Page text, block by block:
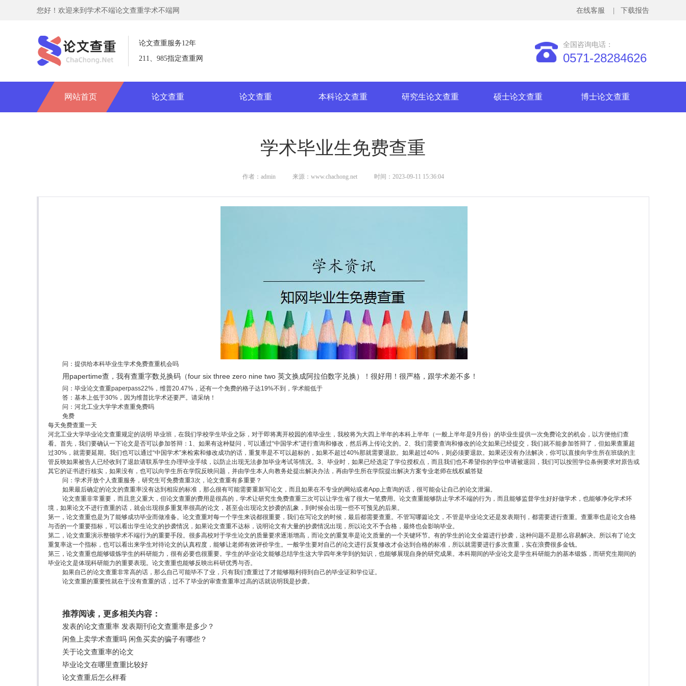
您好！欢迎来到学术不端论文查重学术不端网
网站首页 论文查重 论文查重 本科论文查重 研究生论文查重 硕士论文查重 博士论文查重
论文查重服务12年
211、985指定查重网
全国咨询电话：
0571-28284626
| 下载报告
在线客服
学术毕业生免费查重
作者：admin 来源：www.chachong.net 时间：2023-09-11 15:36:04
问：提供给本科毕业生学术免费查重机会吗
用papertime查，我有查重字数兑换码（four six three zero nine two 英文换成阿拉伯数字兑换）！很好用！很严格，跟学术差不多！
问：毕业论文查重paperpass22%，维普20.47%，还有一个免费的格子达19%不到，学术能低于
答：基本上低于30%，因为维普比学术还要严。请采纳！
问：河北工业大学学术查重免费吗
免费
每天免费查重一天
河北工业大学毕业论文查重规定的说明 毕业班，在我们学校学生毕业之际，对于即将离开校园的准毕业生，我校将为大四上半年的本科上半年（一般上半年是9月份）的毕业生提供一次免费论文的机会，以方便他们查
看。首先，我们要确认一下论文是否可以参加答辩：1、如果有这种疑问，可以通过“中国学术”进行查询和修改，然后再上传论文的。2、我们需要查询和修改的论文如果已经提交，我们就不能参加答辩了，但如果查重超
过30%，就需要延期。我们也可以通过“中国学术”来检索和修改成功的话，重复率是不可以超标的，如果不超过40%那就需要退款。如果超过40%，则必须要退款。如果还没有办法解决，你可以直接向学生所在班级的主
管反映如果被告人已经收到了退款请联系学生办理毕业手续，以防止出现无法参加毕业考试等情况。3、毕业时，如果已经选定了学位授权点，而且我们也不希望你的学位申请被退回，我们可以按照学位条例要求对原告或
其它的证书进行核实，如果没有，也可以向学生所在学院反映问题，并由学生本人向教务处提出解决办法，再由学生所在学院提出解决方案专业老师在线权威答疑
问：学术开放个人查重服务，研究生可免费查重3次，论文查重有多重要？
如果最后确定的论文的查重率没有达到相应的标准，那么很有可能需要重新写论文，而且如果在不专业的网站或者App上查询的话，很可能会让自己的论文泄漏。
论文查重非常重要，而且意义重大，但论文查重的费用是很高的，学术让研究生免费查重三次可以让学生省了很大一笔费用。论文查重能够防止学术不端的行为，而且能够监督学生好好做学术，也能够净化学术环
境，如果论文不进行查重的话，就会出现很多重复率很高的论文，甚至会出现论文抄袭的乱象，到时候会出现一些不可预见的后果。
第一，论文查重也是为了能够成功毕业而做准备。论文查重对每一个学生来说都很重要，我们在写论文的时候，最后都需要查重。不管写哪篇论文，不管是毕业论文还是发表期刊，都需要进行查重。查重率也是论文合格
与否的一个重要指标，可以看出学生论文的抄袭情况，如果论文查重不达标，说明论文有大量的抄袭情况出现，所以论文不予合格，最终也会影响毕业。
第二，论文查重演示整顿学术不端行为的重要手段。很多高校对于学生论文的质量要求逐渐增高，而论文的重复率是论文质量的一个关键环节。有的学生的论文全篇进行抄袭，这种问题不是那么容易解决。所以有了论文
重复率这一个指标，也可以看出来学生对待论文的认真程度，能够让老师有效评价学生。一般学生要对自己的论文进行反复修改才会达到合格的标准，所以就需要进行多次查重，实在浪费很多金钱。
第三，论文查重也能够锻炼学生的科研能力，很有必要也很重要。学生的毕业论文能够总结学生这大学四年来学到的知识，也能够展现自身的研究成果。本科期间的毕业论文是学生科研能力的基本锻炼，而研究生期间的
毕业论文是体现科研能力的重要表现。论文查重也能够反映出科研优秀与否。
如果自己的论文查重非常高的话，那么自己可能毕不了业，只有我们查重过了才能够顺利得到自己的毕业证和学位证。
论文查重的重要性就在于没有查重的话，过不了毕业的审查查重率过高的话就说明我是抄袭。
推荐阅读，更多相关内容：
发表的论文查重率 发表期刊论文查重率是多少？
闲鱼上卖学术查重吗 闲鱼买卖的骗子有哪些？
关于论文查重率的论文
毕业论文在哪里查重比较好
论文查重后怎么样看